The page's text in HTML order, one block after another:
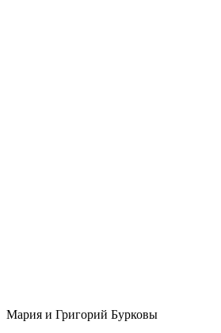
Мария и Григорий Бурковы